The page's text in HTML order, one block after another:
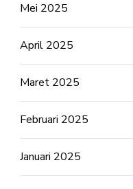
Mei 2025
April 2025
Maret 2025
Februari 2025
Januari 2025